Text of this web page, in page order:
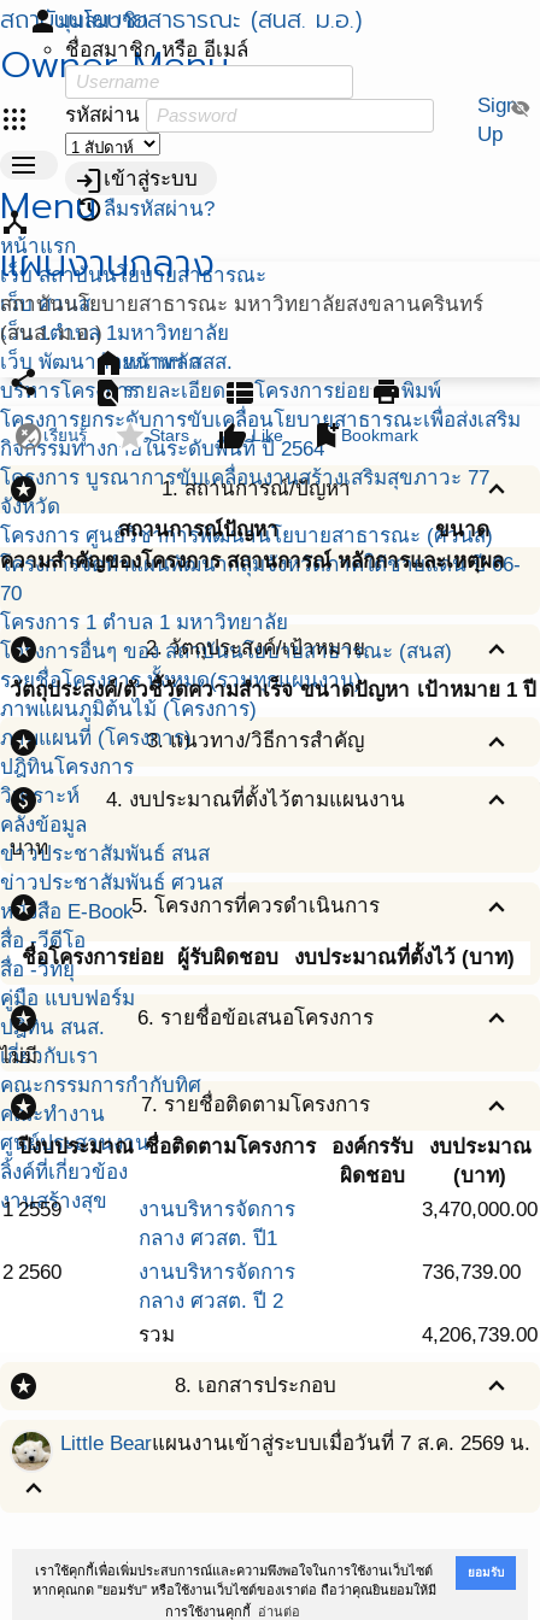
เราใช้คุกกี้เพื่อเพิ่มประสบการณ์และความพึงพอใจในการใช้งานเว็บไซต์
หากคุณกด "ยอมรับ" หรือใช้งานเว็บไซต์ของเราต่อ ถือว่าคุณยินยอมให้มี
การใช้งานคุกกี้
อ่านต่อ
ยอมรับ
สถาบันนโยบายสาธารณะ (สนส. ม.อ.)
Owner Menu
apps
personมุมสมาชิก
ชื่อสมาชิก หรือ อีเมล์
รหัสผ่าน visibility_off
loginเข้าสู่ระบบ
restoreลืมรหัสผ่าน?
Sign
Up
menu
Menu
หน้าแรก
เว็บ สถาบันนโยบายสาธารณะ
เว็บ ศวนส.
เว็บ 1ตำบล 1มหาวิทยาลัย
เว็บ พัฒนาศักยภาพฯ สสส.
บริหารโครงการ
โครงการยกระดับการขับเคลื่อนโยบายสาธารณะเพื่อส่งเสริม
กิจกรรมทางกายในระดับพื้นที่ ปี 2564
โครงการ บูรณาการขับเคลื่อนงานสร้างเสริมสุขภาวะ 77
จังหวัด
โครงการ ศูนย์วิชาการพัฒนานโยบายสาธารณะ (ศวนส)
โครงการจัดทำแผนพัฒนากลุ่มจังหวัดภาคใต้ชายแดน ปี 66-
70
โครงการ 1 ตำบล 1 มหาวิทยาลัย
โครงการอื่นๆ ของ สถาบันนโยบายสาธารณะ (สนส)
รายชื่อโครงการ ทั้งหมด(รวมทุกแผนงาน)
ภาพแผนภูมิต้นไม้ (โครงการ)
ภาพแผนที่ (โครงการ)
ปฎิทินโครงการ
วิเคราะห์
คลังข้อมูล
ข่าวประชาสัมพันธ์ สนส
ข่าวประชาสัมพันธ์ ศวนส
หนังสือ E-Book
สื่อ -วีดีโอ
สื่อ -วิทยุ
คู่มือ แบบฟอร์ม
ปฎิทิน สนส.
เกี่ยวกับเรา
คณะกรรมการกำกับทิศ
คณะทำงาน
ศูนย์ประสานงาน
ลิ้งค์ที่เกี่ยวข้อง
งานสร้างสุข
device_hub
แผนงานกลาง
สถาบันนโยบายสาธารณะ มหาวิทยาลัยสงขลานครินทร์
(สนส. ม.อ.)
share
homeหน้าหลัก
find_in_pageรายละเอียดview_listโครงการย่อย printพิมพ์
flakyเรียนรู้ starStars thumb_upLike bookmark_addBookmark
stars 1. สถานการณ์/ปัญหา expand_less
สถานการณ์ปัญหา
ขนาด
ความสำคัญของโครงการ สถานการณ์ หลักการและเหตุผล
stars 2. วัตถุประสงค์/เป้าหมาย expand_less
วัตถุประสงค์/ตัวชี้วัดความสำเร็จ ขนาดปัญหา เป้าหมาย 1 ปี
stars 3. แนวทาง/วิธีการสำคัญ
expand_less
paid
4. งบประมาณที่ตั้งไว้ตามแผนงาน expand_less
บาท
stars 5. โครงการที่ควรดำเนินการ expand_less
ชื่อโครงการย่อย ผู้รับผิดชอบ งบประมาณที่ตั้งไว้ (บาท)
stars 6. รายชื่อข้อเสนอโครงการ expand_less
ไม่มี
stars 7. รายชื่อติดตามโครงการ expand_less
ปีงบประมาณ ชื่อติดตามโครงการ
องค์กรรับ
ผิดชอบ
งบประมาณ
(บาท)
1 2559
งานบริหารจัดการ
กลาง ศวสต. ปี1
3,470,000.00
2 2560
งานบริหารจัดการ
กลาง ศวสต. ปี 2
736,739.00
รวม 4,206,739.00
stars 8. เอกสารประกอบ expand_less
Little Bearแผนงานเข้าสู่ระบบเมื่อวันที่ 7 ส.ค. 2569 น.
expand_less
@Copyright 2016 สถาบันนโยบายสาธารณะ ม.สงขลานครินทร์
ตำบลหาดใหญ่ อำเภอหาดใหญ่ จังหวัดสงขลา 90110 โทรศัพท์ 074-282900-2